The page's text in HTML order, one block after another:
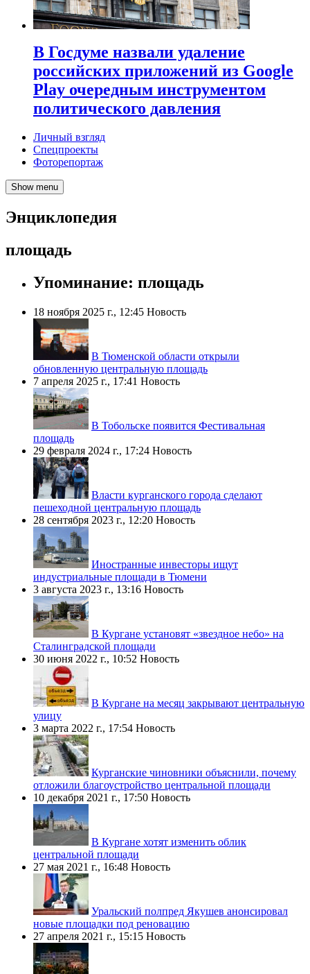
В Госдуме назвали удаление
российских приложений из Google
Play очередным инструментом
политического давления
Личный взгляд
Спецпроекты
Фоторепортаж
Show menu
Энциклопедия
площадь
Упоминание: площадь
18 ноября 2025 г., 12:45 Новость
В Тюменской области открыли
обновленную центральную площадь
7 апреля 2025 г., 17:41 Новость
В Тобольске появится Фестивальная
площадь
29 февраля 2024 г., 17:24 Новость
Власти курганского города сделают
пешеходной центральную площадь
28 сентября 2023 г., 12:20 Новость
Иностранные инвесторы ищут
индустриальные площади в Тюмени
3 августа 2023 г., 13:16 Новость
В Кургане установят «звездное небо» на
Сталинградской площади
30 июня 2022 г., 10:52 Новость
В Кургане на месяц закрывают центральную
улицу
3 марта 2022 г., 17:54 Новость
Курганские чиновники объяснили, почему
отложили благоустройство центральной площади
10 декабря 2021 г., 17:50 Новость
В Кургане хотят изменить облик
центральной площади
27 мая 2021 г., 16:48 Новость
Уральский полпред Якушев анонсировал
новые площадки под реновацию
27 апреля 2021 г., 15:15 Новость